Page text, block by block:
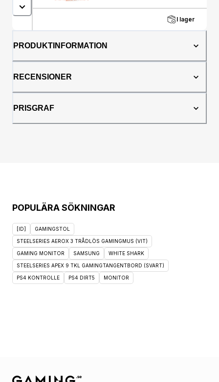
I lager
PRODUKTINFORMATION
RECENSIONER
PRISGRAF
POPULÄRA SÖKNINGAR
[ID] GAMINGSTOL
STEELSERIES AEROX 3 TRÅDLÖS GAMINGMUS (VIT)
GAMING MONITOR SAMSUNG WHITE SHARK
STEELSERIES APEX 9 TKL GAMINGTANGENTBORD (SVART)
PS4 KONTROLLE PS4 DIRT5 MONITOR